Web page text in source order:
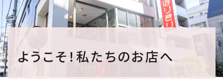
ようこそ！私たちのお店へ